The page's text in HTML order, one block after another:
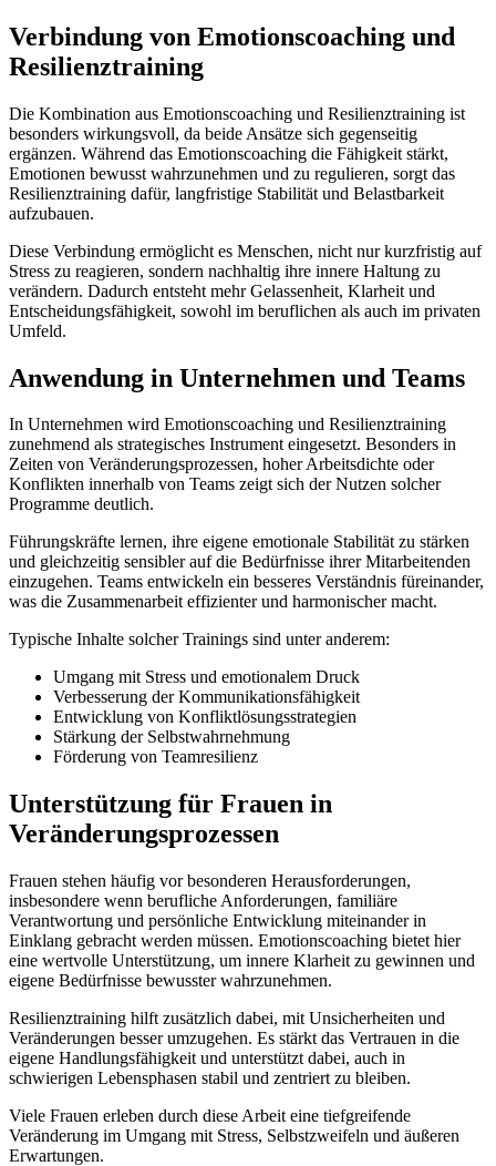
Verbindung von Emotionscoaching und
Resilienztraining
Die Kombination aus Emotionscoaching und Resilienztraining ist
besonders wirkungsvoll, da beide Ansätze sich gegenseitig
ergänzen. Während das Emotionscoaching die Fähigkeit stärkt,
Emotionen bewusst wahrzunehmen und zu regulieren, sorgt das
Resilienztraining dafür, langfristige Stabilität und Belastbarkeit
aufzubauen.
Diese Verbindung ermöglicht es Menschen, nicht nur kurzfristig auf
Stress zu reagieren, sondern nachhaltig ihre innere Haltung zu
verändern. Dadurch entsteht mehr Gelassenheit, Klarheit und
Entscheidungsfähigkeit, sowohl im beruflichen als auch im privaten
Umfeld.
Anwendung in Unternehmen und Teams
In Unternehmen wird Emotionscoaching und Resilienztraining
zunehmend als strategisches Instrument eingesetzt. Besonders in
Zeiten von Veränderungsprozessen, hoher Arbeitsdichte oder
Konflikten innerhalb von Teams zeigt sich der Nutzen solcher
Programme deutlich.
Führungskräfte lernen, ihre eigene emotionale Stabilität zu stärken
und gleichzeitig sensibler auf die Bedürfnisse ihrer Mitarbeitenden
einzugehen. Teams entwickeln ein besseres Verständnis füreinander,
was die Zusammenarbeit effizienter und harmonischer macht.
Typische Inhalte solcher Trainings sind unter anderem:
Umgang mit Stress und emotionalem Druck
Verbesserung der Kommunikationsfähigkeit
Entwicklung von Konfliktlösungsstrategien
Stärkung der Selbstwahrnehmung
Förderung von Teamresilienz
Unterstützung für Frauen in
Veränderungsprozessen
Frauen stehen häufig vor besonderen Herausforderungen,
insbesondere wenn berufliche Anforderungen, familiäre
Verantwortung und persönliche Entwicklung miteinander in
Einklang gebracht werden müssen. Emotionscoaching bietet hier
eine wertvolle Unterstützung, um innere Klarheit zu gewinnen und
eigene Bedürfnisse bewusster wahrzunehmen.
Resilienztraining hilft zusätzlich dabei, mit Unsicherheiten und
Veränderungen besser umzugehen. Es stärkt das Vertrauen in die
eigene Handlungsfähigkeit und unterstützt dabei, auch in
schwierigen Lebensphasen stabil und zentriert zu bleiben.
Viele Frauen erleben durch diese Arbeit eine tiefgreifende
Veränderung im Umgang mit Stress, Selbstzweifeln und äußeren
Erwartungen.